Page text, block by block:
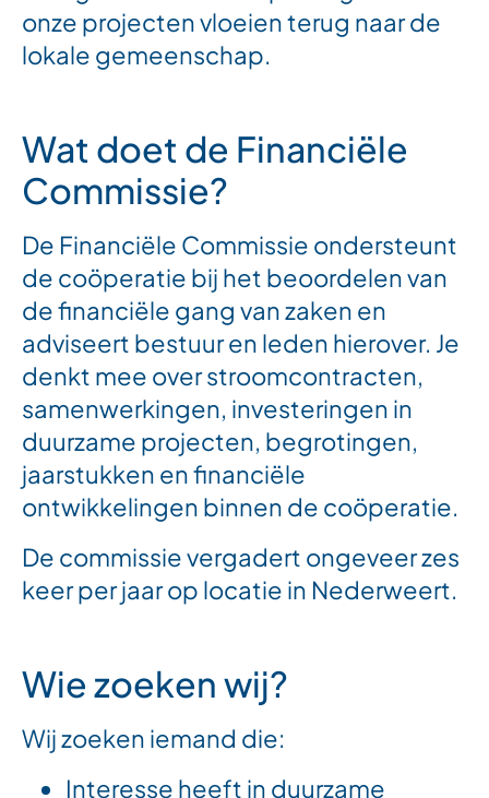
onze projecten vloeien terug naar de
lokale gemeenschap.
Wat doet de Financiële
Commissie?
De Financiële Commissie ondersteunt
de coöperatie bij het beoordelen van
de financiële gang van zaken en
adviseert bestuur en leden hierover. Je
denkt mee over stroomcontracten,
samenwerkingen, investeringen in
duurzame projecten, begrotingen,
jaarstukken en financiële
ontwikkelingen binnen de coöperatie.
De commissie vergadert ongeveer zes
keer per jaar op locatie in Nederweert.
Wie zoeken wij?
Wij zoeken iemand die:
Interesse heeft in duurzame